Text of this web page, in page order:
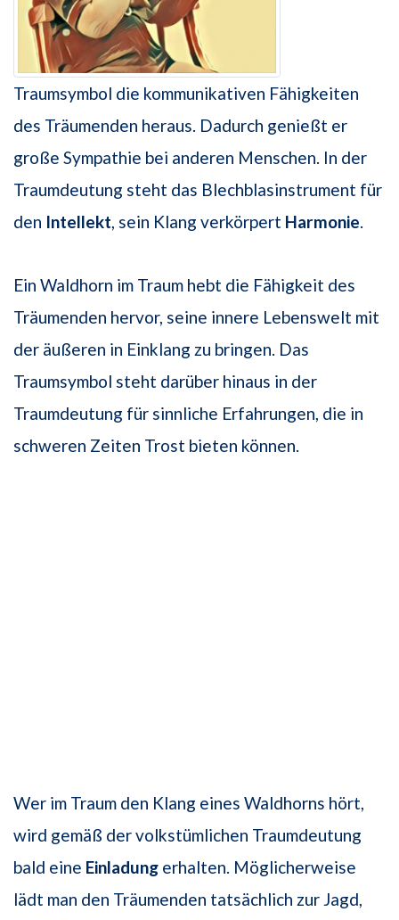
Traumsymbol die kommunikativen Fähigkeiten
des Träumenden heraus. Dadurch genießt er
große Sympathie bei anderen Menschen. In der
Traumdeutung steht das Blechblasinstrument für
den Intellekt, sein Klang verkörpert Harmonie.
Ein Waldhorn im Traum hebt die Fähigkeit des
Träumenden hervor, seine innere Lebenswelt mit
der äußeren in Einklang zu bringen. Das
Traumsymbol steht darüber hinaus in der
Traumdeutung für sinnliche Erfahrungen, die in
schweren Zeiten Trost bieten können.
Wer im Traum den Klang eines Waldhorns hört,
wird gemäß der volkstümlichen Traumdeutung
bald eine Einladung erhalten. Möglicherweise
lädt man den Träumenden tatsächlich zur Jagd,